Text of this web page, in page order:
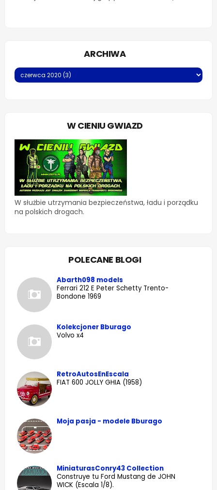
ARCHIWA
W CIENIU GWIAZD
W służbie utrzymania bezpieczeństwa, ładu i porządku
na polskich drogach.
POLECANE BLOGI
Abarth098 models
Ferrari 212 E Peter Schetty Trento-
Bondone 1969
Kolekcjoner Bburago
Volvo x4
RetroAutosEnEscala
FIAT 600 JOLLY GHIA (1958)
Moja pasja - modele Bburago
MiniaturasConry43 Collection
Construye tu Ford Mustang de JOHN
WICK (Escala 1/8).